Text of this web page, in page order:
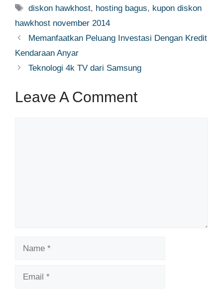
Tags
diskon hawkhost, hosting bagus, kupon diskon
hawkhost november 2014
Memanfaatkan Peluang Investasi Dengan Kredit
Kendaraan Anyar
Teknologi 4k TV dari Samsung
Leave A Comment